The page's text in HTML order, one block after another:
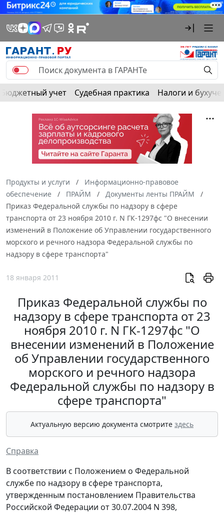
Бюджетный учет Судебная практика Налоги и
Продукты и услуги
Информационно-правовое
обеспечение
ПРАЙМ
Документы ленты ПРАЙМ
Приказ Федеральной службы по надзору в сфере
транспорта от 23 ноября 2010 г. N ГК-1297фс "О внесении
изменений в Положение об Управлении государственного
морского и речного надзора Федеральной службы по
надзору в сфере транспорта"
18 января 2011
Приказ Федеральной службы по
надзору в сфере транспорта от 23
ноября 2010 г. N ГК-1297фс "О
внесении изменений в Положение
об Управлении государственного
морского и речного надзора
Федеральной службы по надзору в
сфере транспорта"
Актуальную версию документа смотрите здесь
Справка
В соответствии с Положением о Федеральной
службе по надзору в сфере транспорта,
утвержденным постановлением Правительства
Российской Федерации от 30.07.2004 N 398,